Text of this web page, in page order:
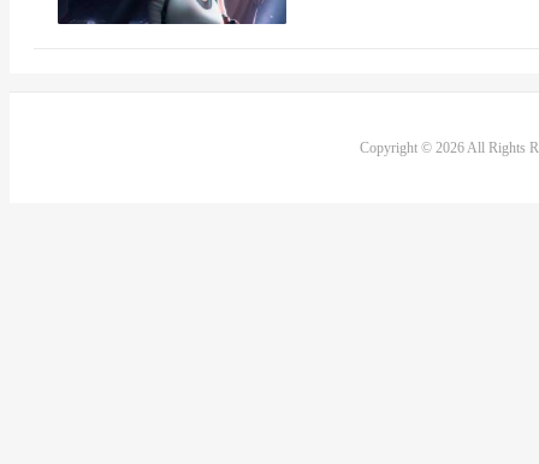
Copyright © 2026 All Rights